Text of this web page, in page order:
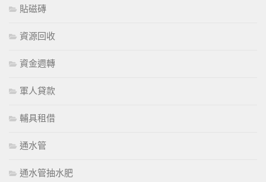
貼磁磚
資源回收
資金週轉
軍人貸款
輔具租借
通水管
通水管抽水肥